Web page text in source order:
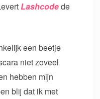
Lashcodede
een beetje
niet zoveel
hebben mijn
blij dat ik met